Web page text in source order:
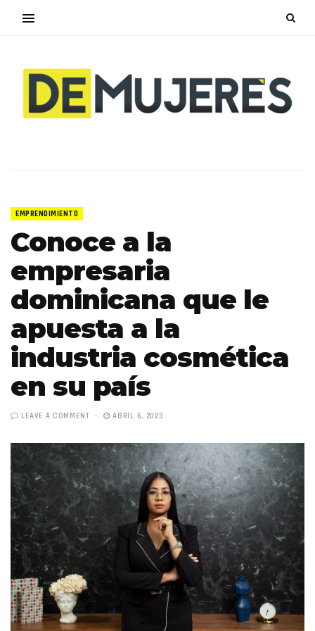
EMPRENDIMIENTO
Conoce a la
empresaria
dominicana que le
apuesta a la
industria cosmética
en su país
LEAVE A COMMENT ABRIL 6, 2023